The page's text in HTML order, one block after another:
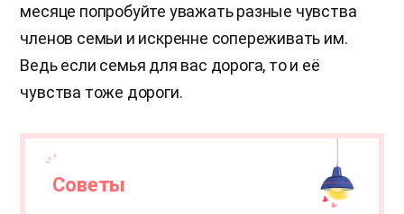
месяце попробуйте уважать разные чувства
членов семьи и искренне сопереживать им.
Ведь если семья для вас дорога, то и её
чувства тоже дороги.
Советы